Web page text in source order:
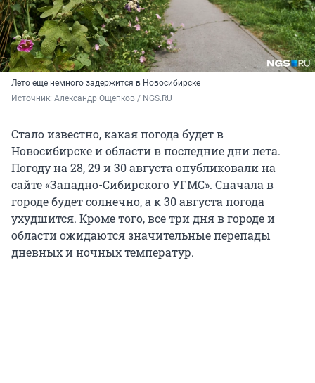
Лето еще немного задержится в Новосибирске
Источник: Александр Ощепков / NGS.RU
Стало известно, какая погода будет в
Новосибирске и области в последние дни лета.
Погоду на 28, 29 и 30 августа опубликовали на
сайте «Западно-Сибирского УГМС». Сначала в
городе будет солнечно, а к 30 августа погода
ухудшится. Кроме того, все три дня в городе и
области ожидаются значительные перепады
дневных и ночных температур.